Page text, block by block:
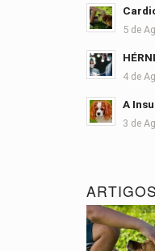
5 de
4 de
A
3 de